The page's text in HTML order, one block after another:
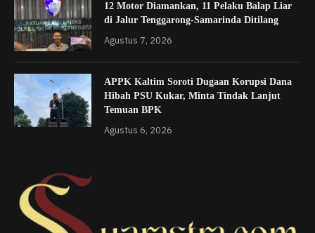
12 Motor Diamankan, 11 Pelaku Balap Liar
di Jalur Tenggarong-Samarinda Ditilang
Agustus 7, 2026
APPK Kaltim Soroti Dugaan Korupsi Dana
Hibah PSU Kukar, Minta Tindak Lanjut
Temuan BPK
Agustus 6, 2026